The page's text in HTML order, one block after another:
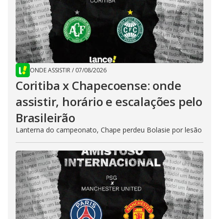
ONDE ASSISTIR/ 07/08/2026
Coritiba x Chapecoense: onde
assistir, horário e escalações pelo
Brasileirão
Lanterna do campeonato, Chape perdeu Bolasie por lesão